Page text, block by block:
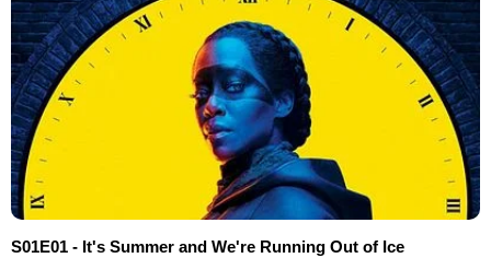
S01E01 - It's Summer and We're Running Out of Ice